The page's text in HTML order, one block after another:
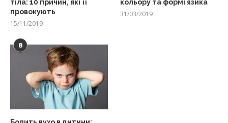
тіла: 10 причин, які її
провокують
15/11/2019
кольору та формі язика
31/03/2019
8